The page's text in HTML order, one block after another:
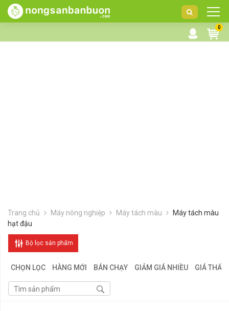
0
DANH
MỤC
Trang chủ Máy nông nghiệp Máy tách màu
Máy tách màu
hạt đậu
Bộ lọc sản phẩm
CHỌN LỌC HÀNG MỚI BÁN CHẠY GIẢM GIÁ NHIỀU GIÁ THẤP